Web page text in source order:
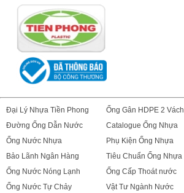
Đại Lý Nhựa Tiền Phong
Ống Gân HDPE 2 Vách
Đường Ống Dẫn Nước
Catalogue Ống Nhựa
Ống Nước Nhựa
Phụ Kiện Ống Nhựa
Bảo Lãnh Ngân Hàng
Tiêu Chuẩn Ống Nhựa
Ống Nước Nóng Lạnh
Ống Cấp Thoát nước
Ống Nước Tự Chảy
Vật Tư Ngành Nước